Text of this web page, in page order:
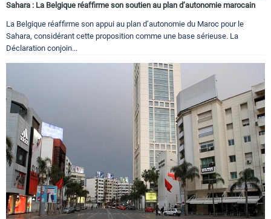
Sahara : La Belgique réaffirme son soutien au plan d’autonomie marocain
La Belgique réaffirme son appui au plan d’autonomie du Maroc pour le
Sahara, considérant cette proposition comme une base sérieuse. La
Déclaration conjoin...